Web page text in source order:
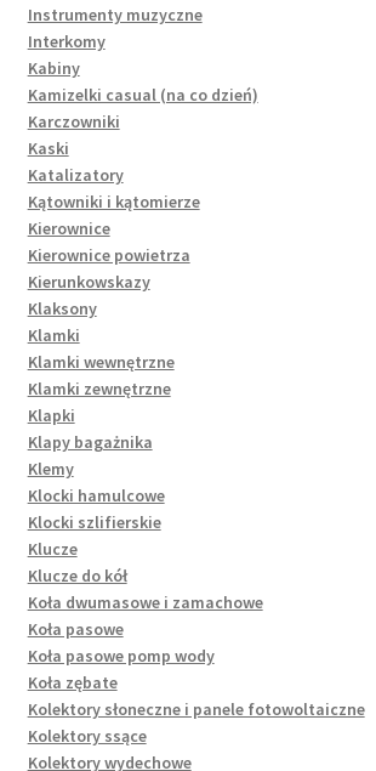
Instrumenty muzyczne
Interkomy
Kabiny
Kamizelki casual (na co dzień)
Karczowniki
Kaski
Katalizatory
Kątowniki i kątomierze
Kierownice
Kierownice powietrza
Kierunkowskazy
Klaksony
Klamki
Klamki wewnętrzne
Klamki zewnętrzne
Klapki
Klapy bagażnika
Klemy
Klocki hamulcowe
Klocki szlifierskie
Klucze
Klucze do kół
Koła dwumasowe i zamachowe
Koła pasowe
Koła pasowe pomp wody
Koła zębate
Kolektory słoneczne i panele fotowoltaiczne
Kolektory ssące
Kolektory wydechowe